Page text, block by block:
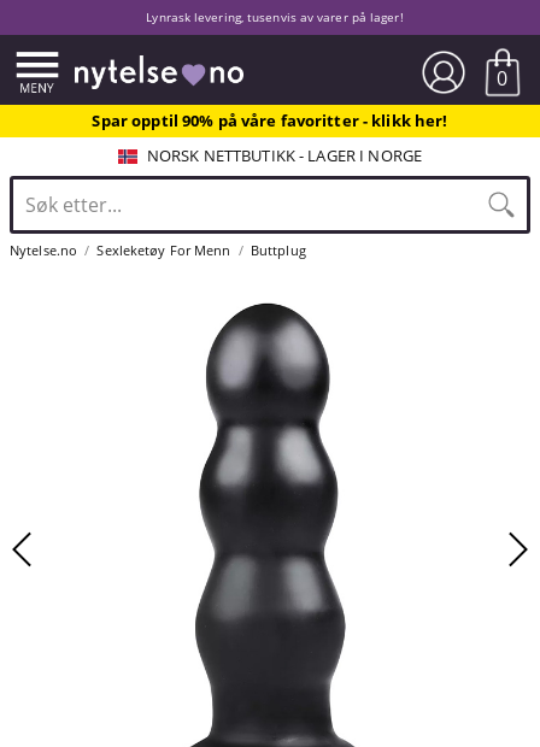
Lynrask levering, tusenvis av varer på lager!
0
Spar opptil 90% på våre favoritter - klikk her!
NORSK NETTBUTIKK - LAGER I NORGE
Nytelse.no Sexleketøy For Menn Buttplug